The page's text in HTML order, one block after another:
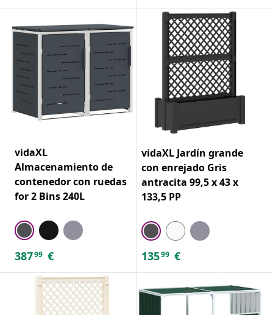
vidaXL
Almacenamiento de
contenedor con ruedas
for 2 Bins 240L
38799 €
vidaXL Jardín grande
con enrejado Gris
antracita 99,5 x 43 x
133,5 PP
13599 €